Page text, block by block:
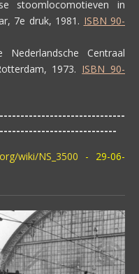
stoomlocomotieven in
7e druk, 1981. ISBN 90-
Nederlandsche Centraal
1973. ISBN 90-
wiki/NS_3500 - 29-06-